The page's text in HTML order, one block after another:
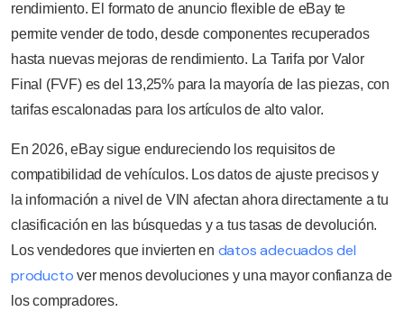
rendimiento. El formato de anuncio flexible de eBay te
permite vender de todo, desde componentes recuperados
hasta nuevas mejoras de rendimiento. La Tarifa por Valor
Final (FVF) es del 13,25% para la mayoría de las piezas, con
tarifas escalonadas para los artículos de alto valor.
En 2026, eBay sigue endureciendo los requisitos de
compatibilidad de vehículos. Los datos de ajuste precisos y
la información a nivel de VIN afectan ahora directamente a tu
clasificación en las búsquedas y a tus tasas de devolución.
Los vendedores que invierten en datos adecuados del
producto ver menos devoluciones y una mayor confianza de
los compradores.